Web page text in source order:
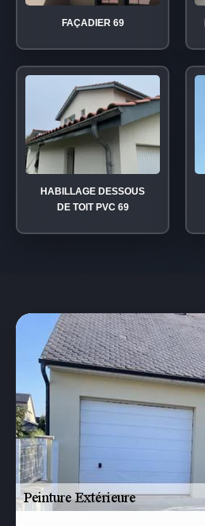
FAÇADIER 69
HABILLAGE DESSOUS
DE TOIT PVC 69